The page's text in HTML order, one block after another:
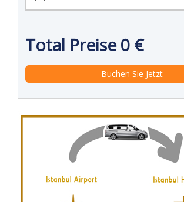
Total Preise0 €